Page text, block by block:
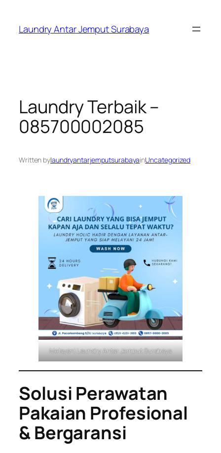
content
Laundry Antar Jemput Surabaya
Laundry Terbaik –
085700002085
Written bylaundryantarjemputsurabayainUncategorized
Melayani Laundry Antar Jemput Surabaya
Solusi Perawatan
Pakaian Profesional
& Bergaransi